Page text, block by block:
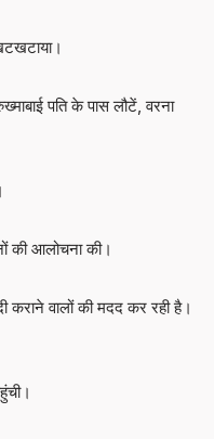
पति के पास लौटें, वरना
की आलोचना की।
कराने वालों की मदद कर रही है।